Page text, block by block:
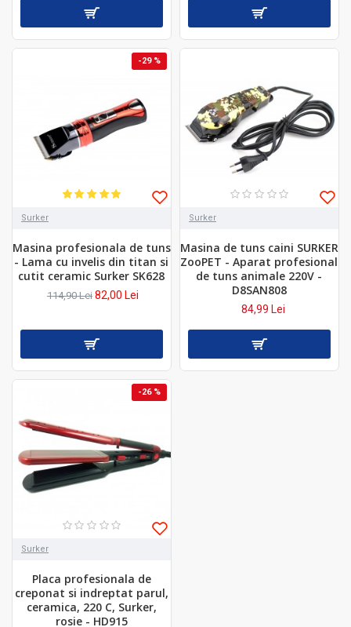
-29 %
Surker
Masina profesionala de tuns
- Lama cu invelis din titan si
cutit ceramic Surker SK628
114,90 Lei 82,00 Lei
Surker
Masina de tuns caini SURKER
ZooPET - Aparat profesional
de tuns animale 220V -
D8SAN808
84,99 Lei
-26 %
Surker
Placa profesionala de
creponat si indreptat parul,
ceramica, 220 C, Surker,
rosie - HD915